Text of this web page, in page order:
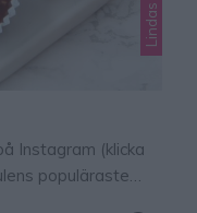
Instagram (klicka
populäraste